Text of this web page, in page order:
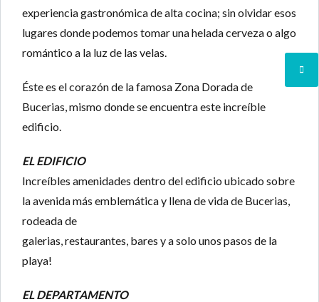
experiencia gastronómica de alta cocina; sin olvidar esos
lugares donde podemos tomar una helada cerveza o algo
romántico a la luz de las velas.
Éste es el corazón de la famosa Zona Dorada de
Bucerias, mismo donde se encuentra este increíble
edificio.
EL EDIFICIO
Increíbles amenidades dentro del edificio ubicado sobre
la avenida más emblemática y llena de vida de Bucerias,
rodeada de
galerias, restaurantes, bares y a solo unos pasos de la
playa!
EL DEPARTAMENTO